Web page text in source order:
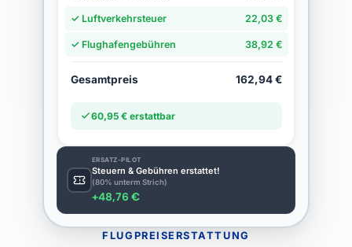
✓ Luftverkehrsteuer 22,03 €
✓ Flughafengebühren 38,92 €
Gesamtpreis 162,94 €
60,95 € erstattbar
ERSATZ-PILOT
Steuern & Gebühren erstattet!
(80% unterm Strich)
+48,76 €
FLUGPREISERSTATTUNG